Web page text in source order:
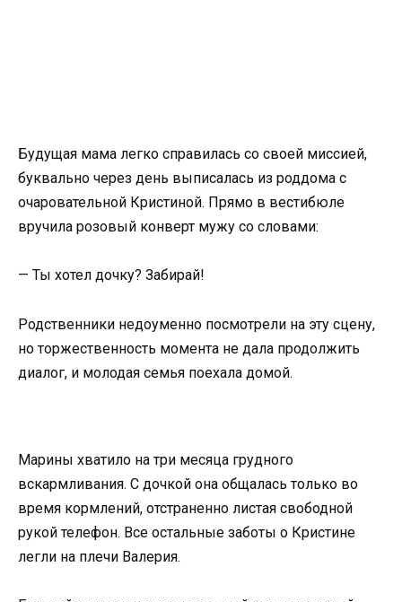
Будущая мама легко справилась со своей миссией,
буквально через день выписалась из роддома с
очаровательной Кристиной. Прямо в вестибюле
вручила розовый конверт мужу со словами:
— Ты хотел дочку? Забирай!
Родственники недоуменно посмотрели на эту сцену,
но торжественность момента не дала продолжить
диалог, и молодая семья поехала домой.
Марины хватило на три месяца грудного
вскармливания. С дочкой она общалась только во
время кормлений, отстраненно листая свободной
рукой телефон. Все остальные заботы о Кристине
легли на плечи Валерия.